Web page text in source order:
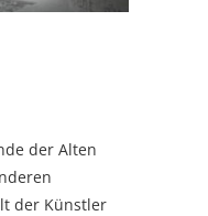
der Alten
der Künstler